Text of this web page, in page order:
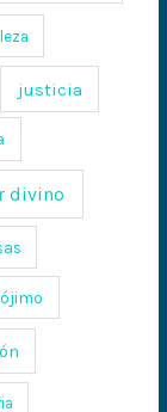
justicia
divino